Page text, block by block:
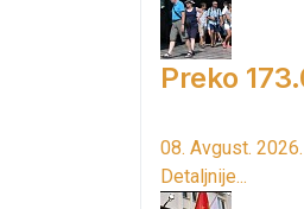
Preko
08. Avgust. 2026.
Detaljnije...